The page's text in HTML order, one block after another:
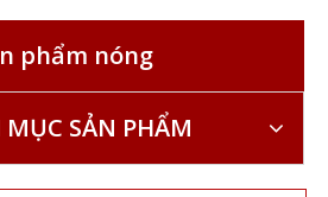
phẩm nóng
SẢN PHẨM